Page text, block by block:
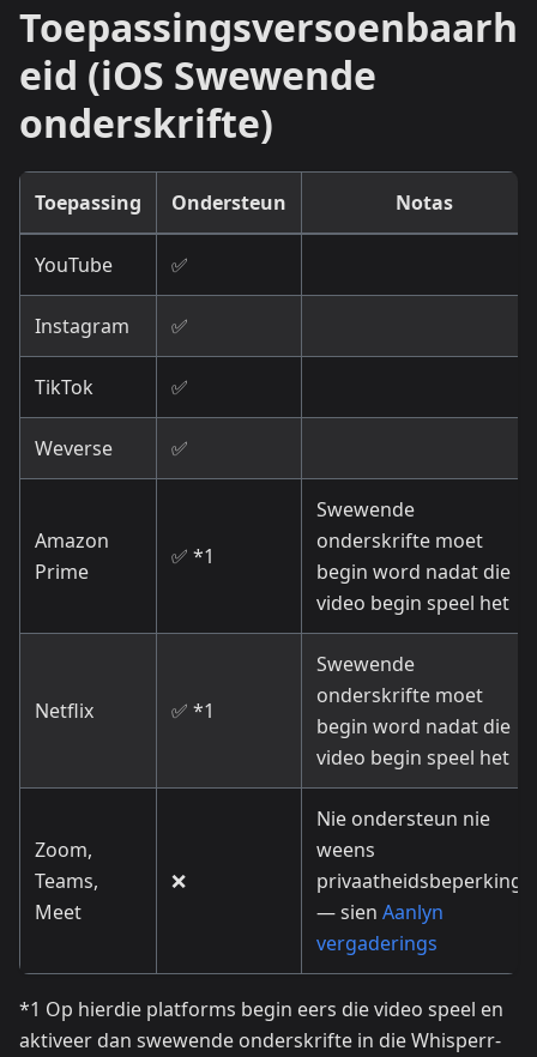
Toepassingsversoenbaarh
eid (iOS Swewende
onderskrifte)
Toepassing Ondersteun Notas
YouTube ✅
Instagram ✅
TikTok ✅
Weverse ✅
Amazon
Prime
✅ *1
Swewende
onderskrifte moet
begin word nadat die
video begin speel het
Netflix ✅ *1
Swewende
onderskrifte moet
begin word nadat die
video begin speel het
Zoom,
Teams,
Meet
❌
Nie ondersteun nie
weens
privaatheidsbeperkings
— sien Aanlyn
vergaderings
*1 Op hierdie platforms begin eers die video speel en
aktiveer dan swewende onderskrifte in die Whisperr-